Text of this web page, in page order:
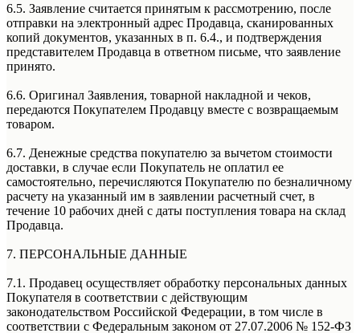
6.5. Заявление считается принятым к рассмотрению, после
отправки на электронный адрес Продавца, сканированных
копий документов, указанных в п. 6.4., и подтверждения
представителем Продавца в ответном письме, что заявление
принято.
6.6. Оригинал Заявления, товарной накладной и чеков,
передаются Покупателем Продавцу вместе с возвращаемым
товаром.
6.7. Денежные средства покупателю за вычетом стоимости
доставки, в случае если Покупатель не оплатил ее
самостоятельно, перечисляются Покупателю по безналичному
расчету на указанный им в заявлении расчетный счет, в
течение 10 рабочих дней с даты поступления товара на склад
Продавца.
7. ПЕРСОНАЛЬНЫЕ ДАННЫЕ
7.1. Продавец осуществляет обработку персональных данных
Покупателя в соответствии с действующим
законодательством Российской Федерации, в том числе в
соответствии с Федеральным законом от 27.07.2006 № 152-ФЗ